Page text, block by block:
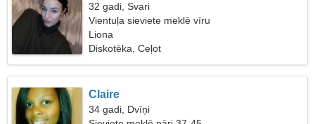
32 gadi, Svari
Vientuļa sieviete meklē vīru
Liona
Diskotēka, Ceļot
Claire
34 gadi, Dvīņi